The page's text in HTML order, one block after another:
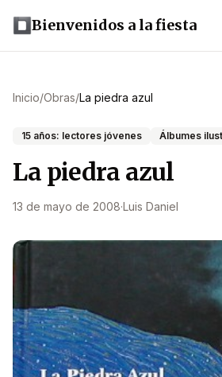
Bienvenidos a la fiesta
Inicio/Obras/La piedra azul
15 años: lectores jóvenes Álbumes
La piedra azul
13 de mayo de 2008·Luis Daniel